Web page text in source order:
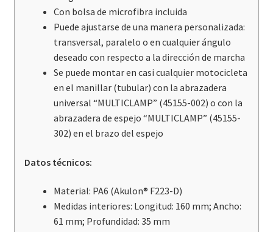
Con bolsa de microfibra incluida
Puede ajustarse de una manera personalizada:
transversal, paralelo o en cualquier ángulo
deseado con respecto a la dirección de marcha
Se puede montar en casi cualquier motocicleta
en el manillar (tubular) con la abrazadera
universal “MULTICLAMP” (45155-002) o con la
abrazadera de espejo “MULTICLAMP” (45155-
302) en el brazo del espejo
Datos técnicos:
Material: PA6 (Akulon® F223-D)
Medidas interiores: Longitud: 160 mm; Ancho:
61 mm; Profundidad: 35 mm